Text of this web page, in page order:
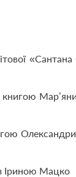
«Сантана
Іриною Мацко